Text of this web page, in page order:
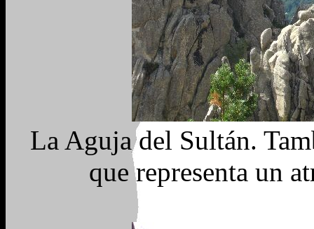
La Aguja del Sultán.
que representa un